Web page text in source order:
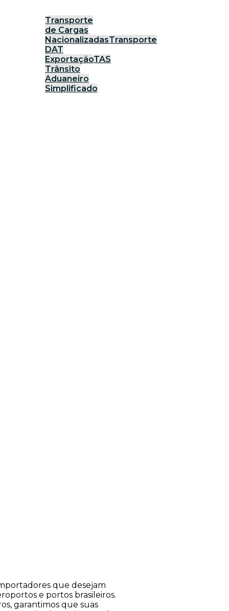
Transporte
de Cargas
NacionalizadasTransporte
DAT
ExportaçãoTAS
Trânsito
Aduaneiro
Simplificado
que desejam
e portos brasileiros.
garantimos que suas